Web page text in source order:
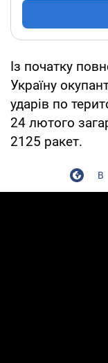
Із початку
Україну
ударів по
24 лютого
2125 ракет.